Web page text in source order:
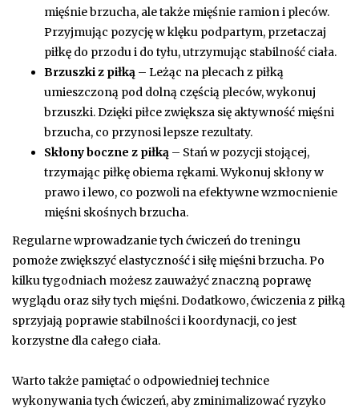
mięśnie brzucha, ale także mięśnie ramion i pleców.
Przyjmując pozycję w klęku podpartym, przetaczaj
piłkę do przodu i do tyłu, utrzymując stabilność ciała.
Brzuszki z piłką – Leżąc na plecach z piłką
umieszczoną pod dolną częścią pleców, wykonuj
brzuszki. Dzięki piłce zwiększa się aktywność mięśni
brzucha, co przynosi lepsze rezultaty.
Skłony boczne z piłką – Stań w pozycji stojącej,
trzymając piłkę obiema rękami. Wykonuj skłony w
prawo i lewo, co pozwoli na efektywne wzmocnienie
mięśni skośnych brzucha.
Regularne wprowadzanie tych ćwiczeń do treningu
pomoże zwiększyć elastyczność i siłę mięśni brzucha. Po
kilku tygodniach możesz zauważyć znaczną poprawę
wyglądu oraz siły tych mięśni. Dodatkowo, ćwiczenia z piłką
sprzyjają poprawie stabilności i koordynacji, co jest
korzystne dla całego ciała.
Warto także pamiętać o odpowiedniej technice
wykonywania tych ćwiczeń, aby zminimalizować ryzyko